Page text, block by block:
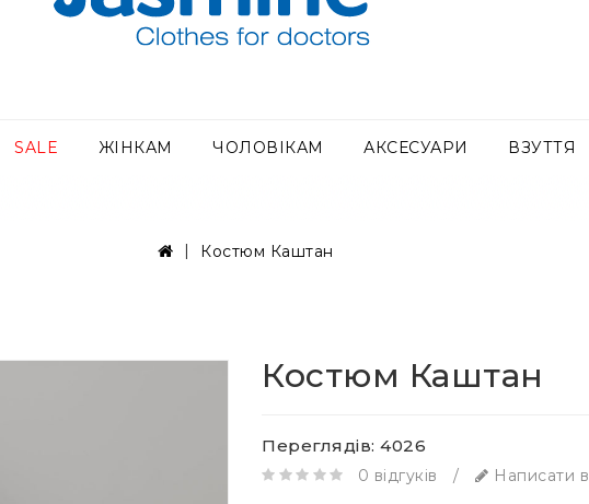
SALE ЖІНКАМ ЧОЛОВІКАМ АКСЕСУАРИ ВЗУТТЯ
Костюм Каштан
Костюм Каштан
Переглядів: 4026
0 відгуків / Написати